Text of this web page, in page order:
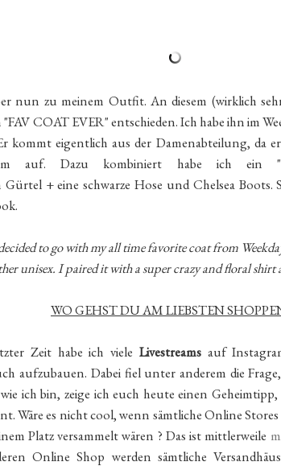
nun zu meinem Outfit. An diesem (wirklich
COAT EVER" entschieden. Ich habe ihn im
kommt eigentlich aus der Damenabteilung, da
auf. Dazu kombiniert habe ich ein
+ eine schwarze Hose und Chelsea Boots.
to go with my all time favorite coat from
unisex. I paired it with a super crazy and floral shirt
WO GEHST DU AM LIEBSTEN
Zeit habe ich viele Livestreamsauf
aufzubauen. Dabei fiel unter anderem die
ich bin, zeige ich euch heute einen
Wäre es nicht cool, wenn sämtliche Online
Platz versammelt wären ? Das ist mittlerweile
Online Shop werden sämtliche